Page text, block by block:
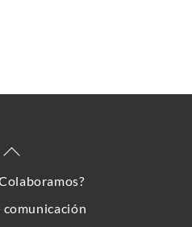
Back
Top
comunicación